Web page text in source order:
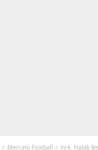
Mercato Football Viré, Habib